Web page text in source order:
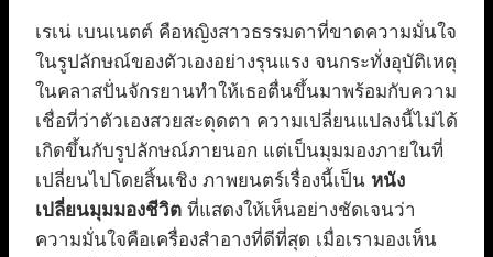
เรเน่ เบนเนตต์ คือหญิงสาวธรรมดาที่ขาดความมั่นใจ
ในรูปลักษณ์ของตัวเองอย่างรุนแรง จนกระทั่งอุบัติเหตุ
ในคลาสปั่นจักรยานทำให้เธอตื่นขึ้นมาพร้อมกับความ
เชื่อที่ว่าตัวเองสวยสะดุดตา ความเปลี่ยนแปลงนี้ไม่ได้
เกิดขึ้นกับรูปลักษณ์ภายนอก แต่เป็นมุมมองภายในที่
เปลี่ยนไปโดยสิ้นเชิง ภาพยนตร์เรื่องนี้เป็น หนัง
เปลี่ยนมุมมองชีวิต ที่แสดงให้เห็นอย่างชัดเจนว่า
ความมั่นใจคือเครื่องสำอางที่ดีที่สุด เมื่อเรามองเห็น